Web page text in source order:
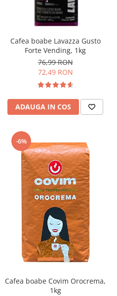
Complementare
Diverse
Pahare de cafea
Consumabile
Ciocolata calda
Lapte instant
Pliculete Zahar si Miere
Siropuri
Topping
Aparate SH
Promotii
Stabilizatoare tensiune
Piese schimb espressoare
Curatare
Cafea boabe Lavazza Gusto
Forte Vending, 1kg
76,99 RON
72,49 RON
ADAUGA IN COS
-6%
Cafea boabe Covim Orocrema,
1kg